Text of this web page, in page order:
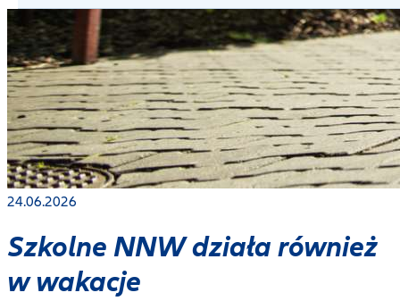
24.06.2026
Szkolne NNW działa również
w wakacje